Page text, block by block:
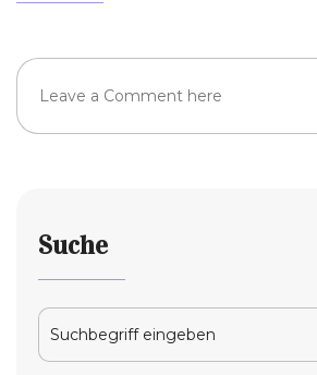
Suche